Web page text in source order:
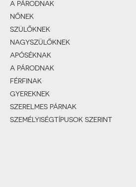
A PÁRODNAK
NŐNEK
SZÜLŐKNEK
NAGYSZÜLŐKNEK
APÓSÉKNAK
A PÁRODNAK
FÉRFINAK
GYEREKNEK
SZERELMES PÁRNAK
SZEMÉLYISÉGTÍPUSOK SZERINT